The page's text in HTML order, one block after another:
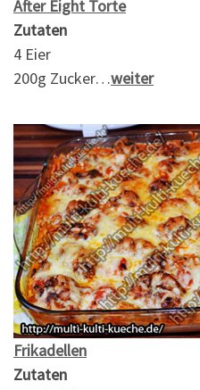
After Eight Torte
Zutaten
4 Eier
200g Zucker…weiter
Frikadellen
Zutaten